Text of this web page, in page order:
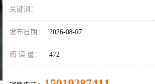
关键词：
发布日期： 2026-08-07
阅 读 量： 472